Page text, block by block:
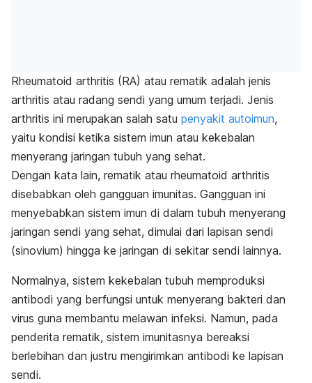
Rheumatoid arthritis (RA) atau rematik adalah jenis
arthritis atau radang sendi yang umum terjadi. Jenis
arthritis ini merupakan salah satu penyakit autoimun,
yaitu kondisi ketika sistem imun atau kekebalan
menyerang jaringan tubuh yang sehat.
Dengan kata lain, rematik atau rheumatoid arthritis
disebabkan oleh gangguan imunitas. Gangguan ini
menyebabkan sistem imun di dalam tubuh menyerang
jaringan sendi yang sehat, dimulai dari lapisan sendi
(sinovium) hingga ke jaringan di sekitar sendi lainnya.
Normalnya, sistem kekebalan tubuh memproduksi
antibodi yang berfungsi untuk menyerang bakteri dan
virus guna membantu melawan infeksi. Namun, pada
penderita rematik, sistem imunitasnya bereaksi
berlebihan dan justru mengirimkan antibodi ke lapisan
sendi.